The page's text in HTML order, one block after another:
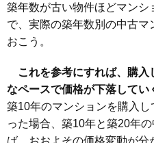
築年数が古い物件ほどマンシ
で、実際の築年数別の中古
おこう。
これを参考にすれば、購
なペースで価格が下落してい
築10年のマンションを購入
った場合、築10年と築20年
ば、おおよその価格変動が分